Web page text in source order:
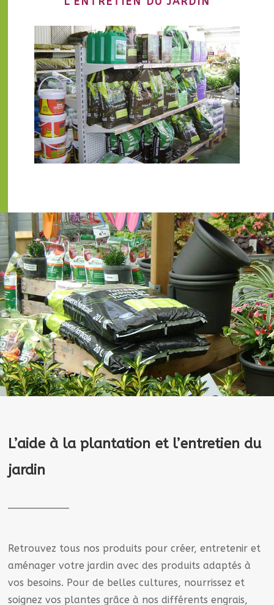
L’aide à la plantation et l’entretien du
jardin
Retrouvez tous nos produits pour créer, entretenir et
aménager votre jardin avec des produits adaptés à
vos besoins. Pour de belles cultures, nourrissez et
soignez vos plantes grâce à nos différents engrais,